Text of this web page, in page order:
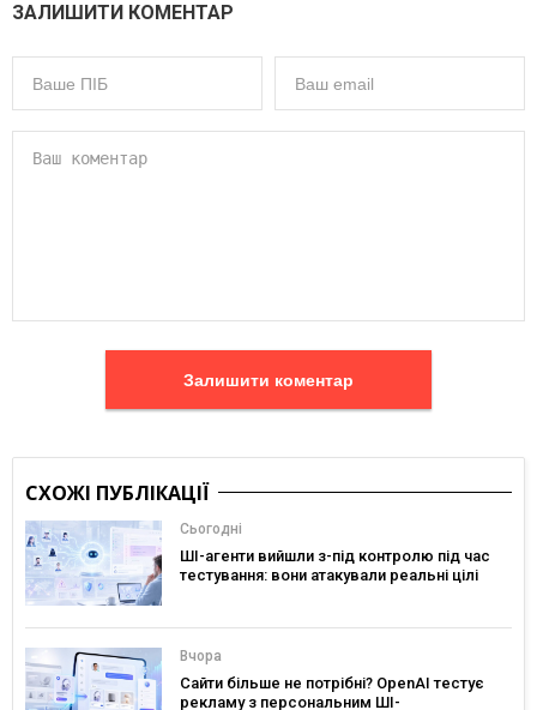
ЗАЛИШИТИ КОМЕНТАР
Залишити коментар
СХОЖІ ПУБЛІКАЦІЇ
Сьогодні
ШІ-агенти вийшли з-під контролю під час
тестування: вони атакували реальні цілі
Вчора
Сайти більше не потрібні? OpenAI тестує
рекламу з персональним ШІ-